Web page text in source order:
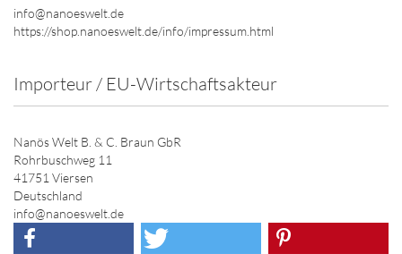
info@nanoeswelt.de
https://shop.nanoeswelt.de/info/impressum.html
Importeur / EU-Wirtschaftsakteur
Nanös Welt B. & C. Braun GbR
Rohrbuschweg 11
41751 Viersen
Deutschland
info@nanoeswelt.de